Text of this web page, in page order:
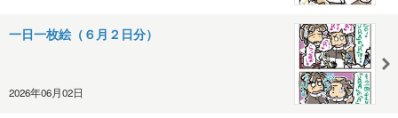
一日一枚絵（６月２日分）
2026年06月02日